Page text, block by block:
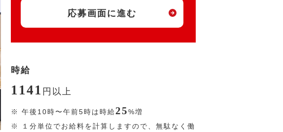
応募画面に進む
時給
1141 円 以上
※ 午後10時〜午前5時は時給25%増
※
１分単位でお給料を計算しますので、無駄なく働